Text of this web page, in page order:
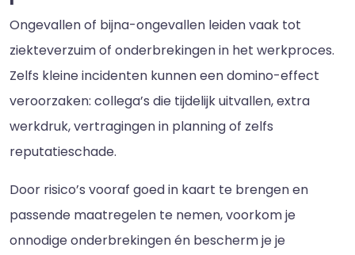
Ongevallen of bijna-ongevallen leiden vaak tot
ziekteverzuim of onderbrekingen in het werkproces.
Zelfs kleine incidenten kunnen een domino-effect
veroorzaken: collega’s die tijdelijk uitvallen, extra
werkdruk, vertragingen in planning of zelfs
reputatieschade.
Door risico’s vooraf goed in kaart te brengen en
passende maatregelen te nemen, voorkom je
onnodige onderbrekingen én bescherm je je